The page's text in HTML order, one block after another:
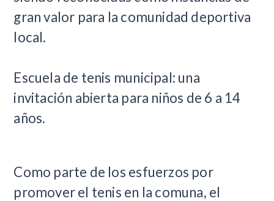
gran valor para la comunidad deportiva
local.
Escuela de tenis municipal: una
invitación abierta para niños de 6 a 14
años.
Como parte de los esfuerzos por
promover el tenis en la comuna, el